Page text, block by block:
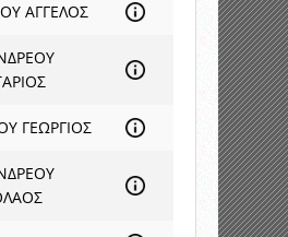
ΑΓΓΕΛΟΣ
ΓΕΩΡΓΙΟΣ